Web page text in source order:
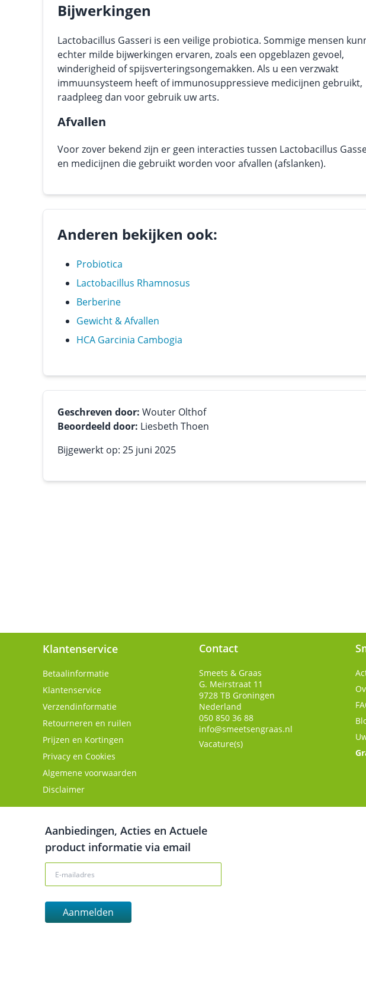
Bijwerkingen
Lactobacillus Gasseri is een veilige probiotica. Sommige mensen
echter milde bijwerkingen ervaren, zoals een opgeblazen gevoel,
winderigheid of spijsverteringsongemakken. Als u een verzwakt
immuunsysteem heeft of immunosuppressieve medicijnen gebruikt,
raadpleeg dan voor gebruik uw arts.
Afvallen
Voor zover bekend zijn er geen interacties tussen Lactobacillus
en medicijnen die gebruikt worden voor afvallen (afslanken).
Anderen bekijken ook:
Probiotica
Lactobacillus Rhamnosus
Berberine
Gewicht & Afvallen
HCA Garcinia Cambogia
Geschreven door: Wouter Olthof
Beoordeeld door: Liesbeth Thoen
Bijgewerkt op: 25 juni 2025
Klantenservice
Betaalinformatie
Klantenservice
Verzendinformatie
Retourneren en ruilen
Prijzen en Kortingen
Privacy en Cookies
Algemene voorwaarden
Disclaimer
Contact
Smeets & Graas
G. Meirstraat 11
9728 TB Groningen
Nederland
050 850 36 88
info@smeetsengraas.nl
Vacature(s)
Aanbiedingen, Acties en Actuele
product informatie via email
Aanmelden